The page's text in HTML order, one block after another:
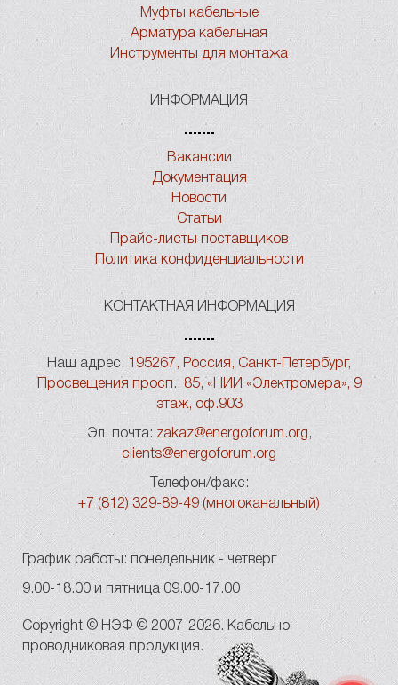
Муфты кабельные
Арматура кабельная
Инструменты для монтажа
ИНФОРМАЦИЯ
Вакансии
Документация
Новости
Статьи
Прайс-листы поставщиков
Политика конфиденциальности
КОНТАКТНАЯ ИНФОРМАЦИЯ
Наш адрес: 195267, Россия, Санкт-Петербург,
Просвещения просп., 85, «НИИ «Электромера», 9
этаж, оф.903
Эл. почта: zakaz@energoforum.org ,
clients@energoforum.org
Телефон/факс:
+7 (812) 329-89-49 (многоканальный)
График работы: понедельник - четверг
9.00-18.00 и пятница 09.00-17.00
Copyright © НЭФ © 2007-2026. Кабельно-
проводниковая продукция.